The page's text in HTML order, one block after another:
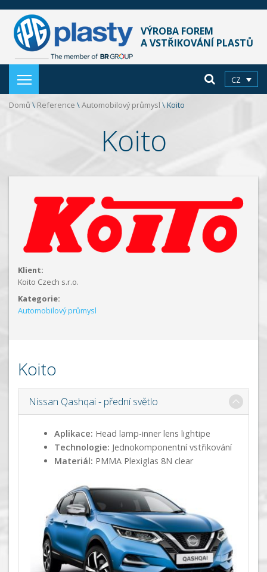
VÝROBA FOREM
A VSTŘIKOVÁNÍ PLASTŮ
CZ
Domů \ Reference \Automobilový průmysl \Koito
Koito
Klient:
Koito Czech s.r.o.
Kategorie:
Automobilový průmysl
Koito
Nissan Qashqai - přední světlo
Aplikace: Head lamp-inner lens lightipe
Technologie: Jednokomponentní vstřikování
Materiál: PMMA Plexiglas 8N clear